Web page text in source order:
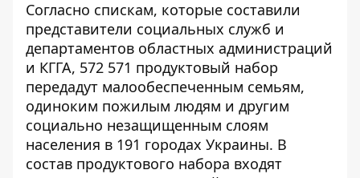
Согласно спискам, которые составили
представители социальных служб и
департаментов областных администраций
и КГГА, 572 571 продуктовый набор
передадут малообеспеченным семьям,
одиноким пожилым людям и другим
социально незащищенным слоям
населения в 191 городах Украины. В
состав продуктового набора входят